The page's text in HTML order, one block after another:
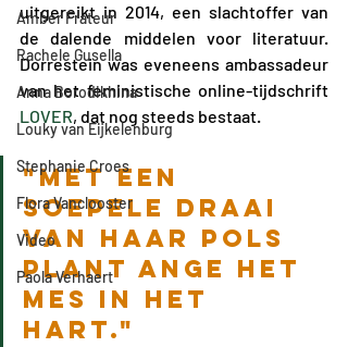
Amber Frateur
Rachele Gusella
Anna Borodikhina
Louky van Eijkelenburg
Stephanie Croes
Flora Vanclooster
Video
Paola Verhaert
uitgereikt in 2014, een slachtoffer van
de dalende middelen voor literatuur.
Dorrestein was eveneens ambassadeur
LOVER, dat nog steeds bestaat.
"Met een
soepele draai
van haar pols
plant Ange het
mes in het
hart."